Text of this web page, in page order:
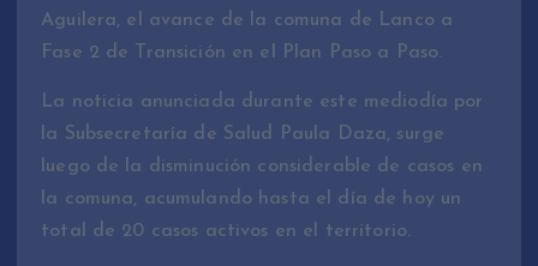
Aguilera, el avance de la comuna de Lanco a
Fase 2 de Transición en el Plan Paso a Paso.
La noticia anunciada durante este mediodía por
la Subsecretaría de Salud Paula Daza, surge
luego de la disminución considerable de casos en
la comuna, acumulando hasta el día de hoy un
total de 20 casos activos en el territorio.